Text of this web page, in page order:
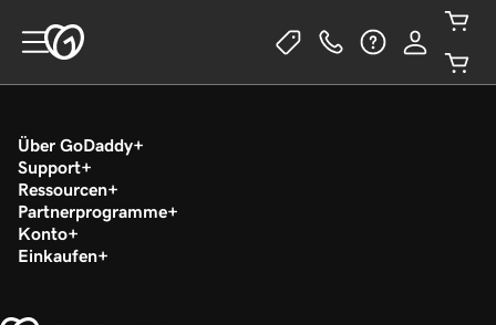
Über GoDaddy
Support
Ressourcen
Partnerprogramme
Konto
Einkaufen